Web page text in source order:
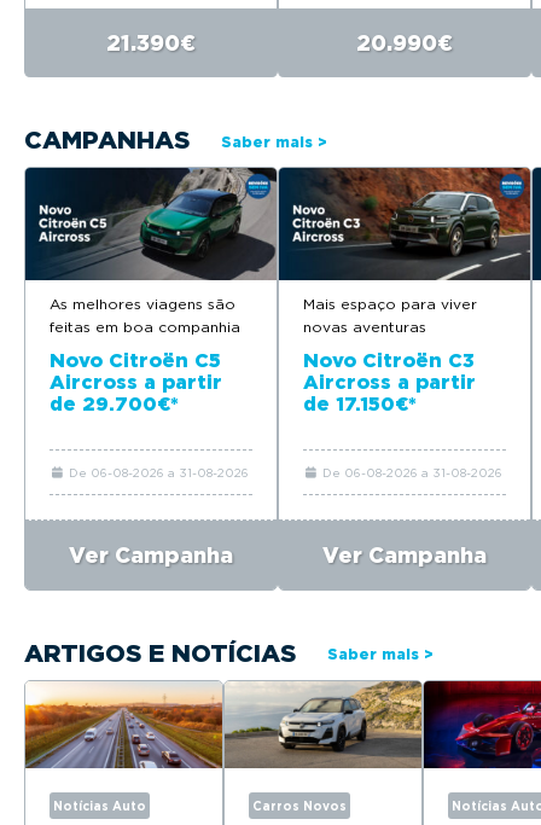
21.390€ 20.990€
CAMPANHAS Saber mais >
As melhores viagens são
feitas em boa companhia
Novo Citroën C5
Aircross a partir
de 29.700€*
De 06-08-2026 a 31-08-2026
Ver Campanha
Mais espaço para viver
novas aventuras
Novo Citroën C3
Aircross a partir
de 17.150€*
De 06-08-2026 a 31-08-2026
Ver Campanha
ARTIGOS E NOTÍCIAS Saber mais >
Notícias Auto Carros Novos Notícias